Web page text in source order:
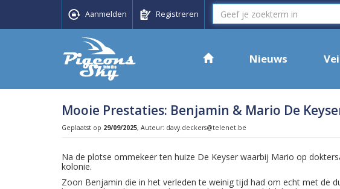
Aanmelden Registreren
Nieuws
Mooie Prestaties: Benjamin & Mario De
Geplaatst op 29/09/2025, Auteur: davy.deckers@telenet.be
Na de plotse ommekeer ten huize De Keyser waarbij Mario op
kolonie.
Zoon Benjamin die in het verleden te weinig tijd had om echt met de